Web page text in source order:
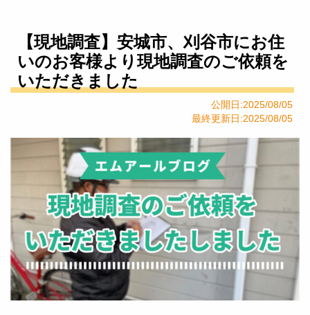
【現地調査】安城市、刈谷市にお住
いのお客様より現地調査のご依頼を
いただきました
公開日:2025/08/05
最終更新日:2025/08/05